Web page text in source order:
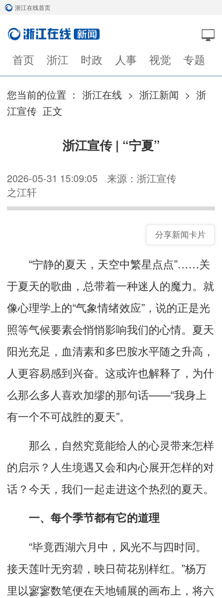
浙江在线首页
首页 浙江 时政 人事 视觉 专题
您当前的位置 ： 浙江在线 > 浙江新闻 > 浙
江宣传 正文
浙江宣传 | “宁夏”
2026-05-31 15:09:05
来源：浙江宣传
之江轩
分享新闻卡片
“宁静的夏天，天空中繁星点点”……关
于夏天的歌曲，总带着一种迷人的魔力。就
像心理学上的“气象情绪效应” ，说的正是光
照等气候要素会悄悄影响我们的心情。夏天
阳光充足，血清素和多巴胺水平随之升高，
人更容易感到兴奋。这或许也解释了， 为什
么那么多人喜欢加缪的那句话——“我身上
有一个不可战胜的夏天”。
那么，自然究竟能给人的心灵带来怎样
的启示？人生境遇又会和内心展开怎样的对
话？今天，我们一起走进这个热烈的夏天。
一、每个季节都有它的道理
“毕竟西湖六月中，风光不与四时同。
接天莲叶无穷碧， 映日荷花别样红。 ”杨万
里以寥寥数笔便在天地铺展的画布上，将六